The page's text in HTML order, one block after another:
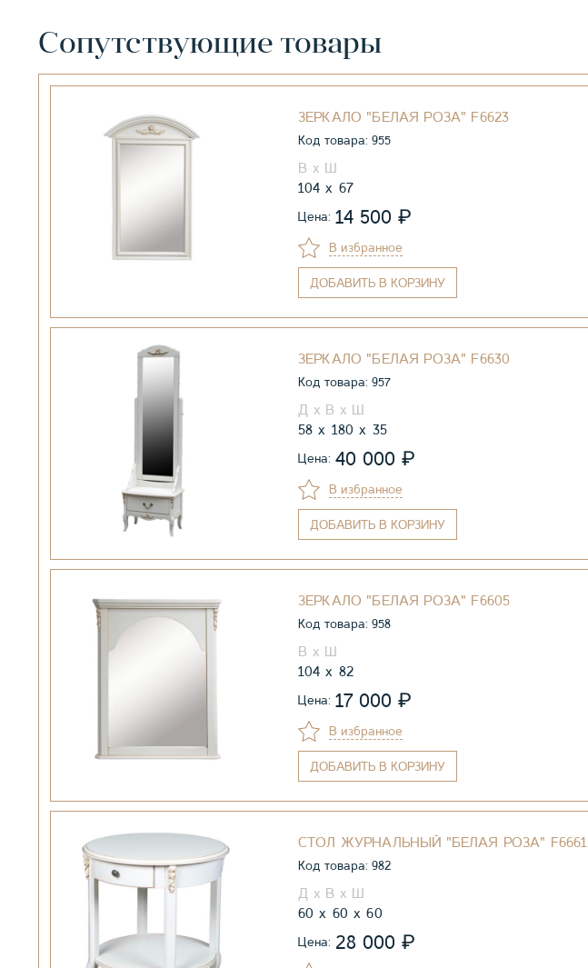
Сопутствующие товары
ЗЕРКАЛО "БЕЛАЯ РОЗА" F6623
Код товара: 955
104 67
Цена: 14 500 ₽
В избранное
ДОБАВИТЬ В КОРЗИНУ
ЗЕРКАЛО "БЕЛАЯ РОЗА" F6630
Код товара: 957
58 180 35
Цена: 40 000 ₽
В избранное
ДОБАВИТЬ В КОРЗИНУ
ЗЕРКАЛО "БЕЛАЯ РОЗА" F6605
Код товара: 958
104 82
Цена: 17 000 ₽
В избранное
ДОБАВИТЬ В КОРЗИНУ
СТОЛ ЖУРНАЛЬНЫЙ "БЕЛАЯ РОЗА" F6661
Код товара: 982
60 60 60
Цена: 28 000 ₽